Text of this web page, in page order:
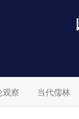
观察 当代儒林